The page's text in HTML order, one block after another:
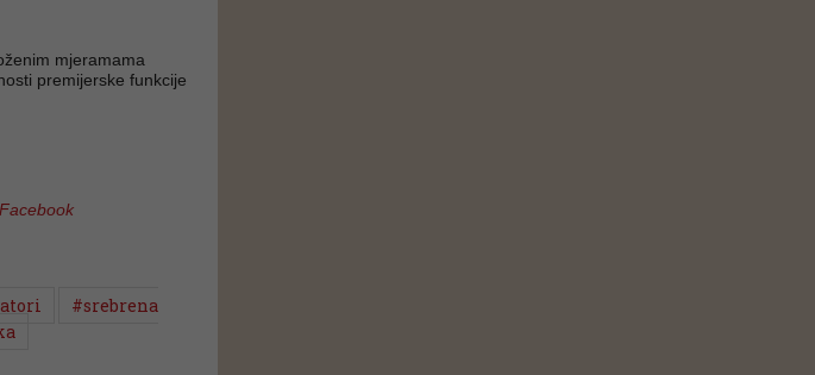
mjeramama
premijerske funkcije
Facebook
#srebrena